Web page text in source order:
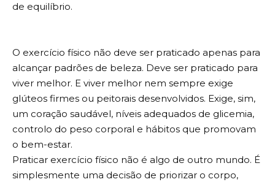
de equilíbrio.
O exercício físico não deve ser praticado apenas para
alcançar padrões de beleza. Deve ser praticado para
viver melhor. E viver melhor nem sempre exige
glúteos firmes ou peitorais desenvolvidos. Exige, sim,
um coração saudável, níveis adequados de glicemia,
controlo do peso corporal e hábitos que promovam
o bem-estar.
Praticar exercício físico não é algo de outro mundo. É
simplesmente uma decisão de priorizar o corpo,